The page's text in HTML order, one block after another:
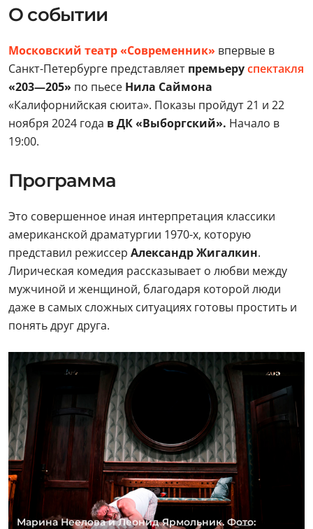
О событии
Московский театр «Современник» впервые в
Санкт-Петербурге представляет премьеруспектакля
«203—205» по пьесе Нила Саймона
«Калифорнийская сюита». Показы пройдут 21 и 22
ноября 2024 года в ДК «Выборгский». Начало в
19:00.
Программа
Это совершенное иная интерпретация классики
американской драматургии 1970-х, которую
представил режиссер Александр Жигалкин.
Лирическая комедия рассказывает о любви между
мужчиной и женщиной, благодаря которой люди
даже в самых сложных ситуациях готовы простить и
понять друг друга.
Марина Неелова и Леонид Ярмольник. Фото: